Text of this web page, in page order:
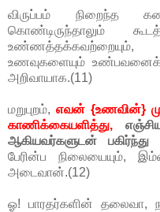
விருப்பம் நிறைந்த
கொண்டிருந்தாலும்
உணவுகளையும்
அறிவாயாக.(11)
மறுபுறம், எவன் {உணவின்}
காணிக்கையளித்து,
ஆகியவர்களுடன்
பேரின்ப நிலையையும்,
அடைவான்.(12)
ஓ! பாரதர்களின் தலைவா,